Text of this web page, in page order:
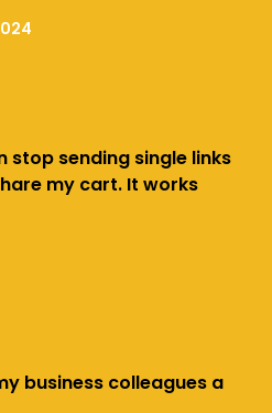
stop sending single links
my cart. It works
business colleagues a